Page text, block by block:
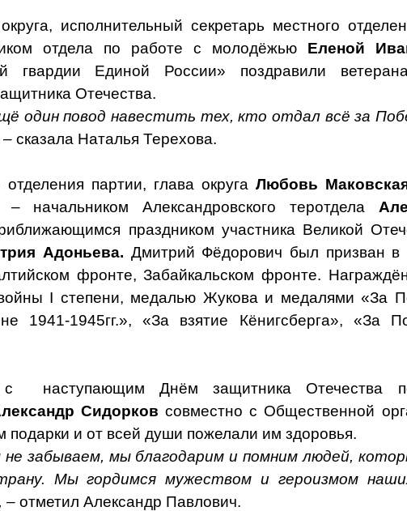
исполнительный секретарь местного
отдела по работе с молодёжью Еленой
гвардии Единой России» поздравили
Отечества.
один повод навестить тех, кто отдал всё за
– сказала Наталья Терехова.
партии, глава округа Любовь
начальником Александровского теротдела
праздником участника Великой
Адоньева. Дмитрий Фёдорович был призван в
фронте, Забайкальском фронте.
I степени, медалью Жукова и медалями «За
1941-1945гг.», «За взятие Кёнигсберга», «За
с
наступающим Днём защитника Отечества
Сидорков совместно с Общественной
подарки и от всей души пожелали им здоровья.
забываем, мы благодарим и помним людей,
Мы гордимся мужеством и героизмом
– отметил Александр Павлович.